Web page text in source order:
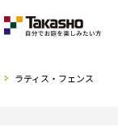
ラティス・フェンス